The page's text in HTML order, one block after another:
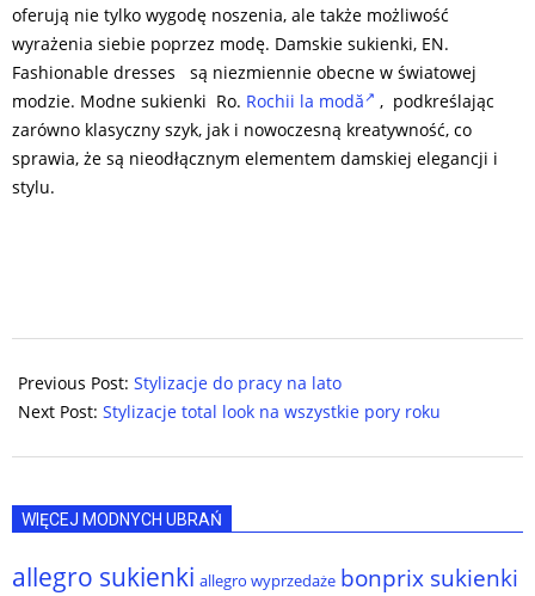
oferują nie tylko wygodę noszenia, ale także możliwość
wyrażenia siebie poprzez modę. Damskie sukienki, EN.
Fashionable dresses są niezmiennie obecne w światowej
modzie. Modne sukienki Ro. Rochii la modă
, podkreślając
zarówno klasyczny szyk, jak i nowoczesną kreatywność, co
sprawia, że są nieodłącznym elementem damskiej elegancji i
stylu.
05-
06
Previous Post: Stylizacje do pracy na lato
Next Post: Stylizacje total look na wszystkie pory roku
WIĘCEJ MODNYCH UBRAŃ
allegro sukienki allegro wyprzedaże bonprix sukienki